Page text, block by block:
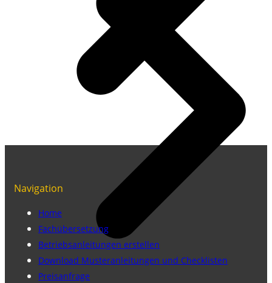
Navigation
Home
Fachübersetzung
Betriebsanleitungen erstellen
Download Musteranleitungen und Checklisten
Preisanfrage